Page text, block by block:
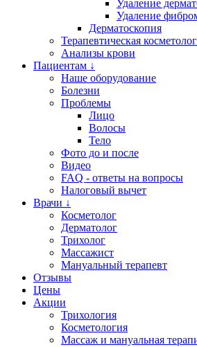
Удаление
Удаление
Дерматоскопия
Терапевтическая
Анализы крови
Пациентам ↓
Наше оборудование
Болезни
Проблемы
Лицо
Волосы
Тело
Фото до и после
Видео
FAQ - ответы на вопросы
Налоговый вычет
Врачи ↓
Косметолог
Дерматолог
Трихолог
Массажист
Мануальный терапевт
Отзывы
Цены
Акции
Трихология
Косметология
Массаж и мануальная